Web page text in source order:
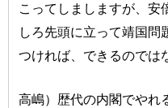
こってしましますが、安
しろ先頭に立って靖国問
つければ、できるのでは
高嶋）歴代の内閣でやれ